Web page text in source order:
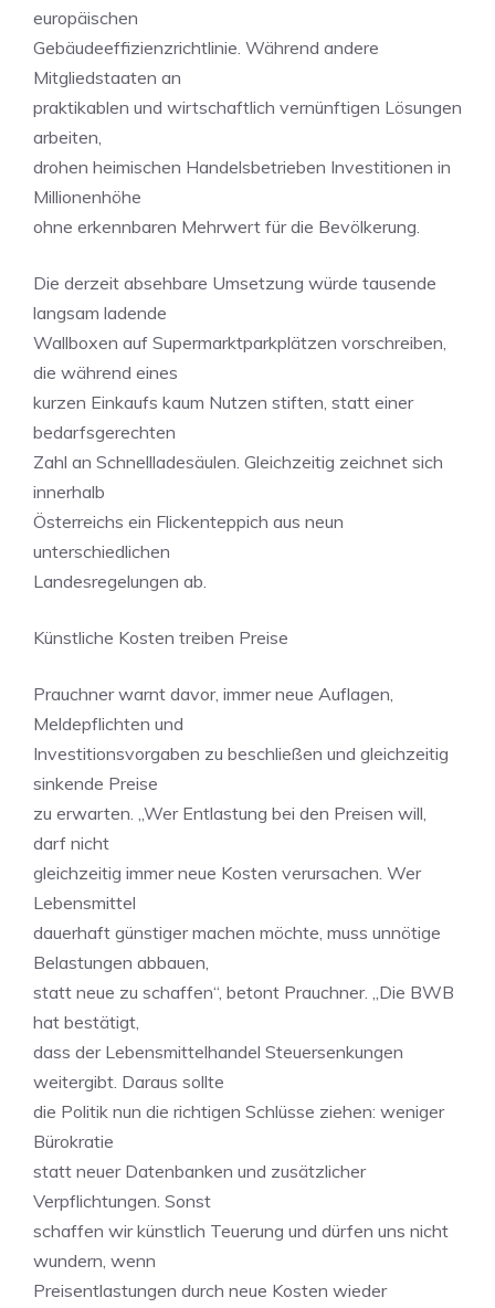
europäischen
Gebäudeeffizienzrichtlinie. Während andere
Mitgliedstaaten an
praktikablen und wirtschaftlich vernünftigen Lösungen
arbeiten,
drohen heimischen Handelsbetrieben Investitionen in
Millionenhöhe
ohne erkennbaren Mehrwert für die Bevölkerung.
Die derzeit absehbare Umsetzung würde tausende
langsam ladende
Wallboxen auf Supermarktparkplätzen vorschreiben,
die während eines
kurzen Einkaufs kaum Nutzen stiften, statt einer
bedarfsgerechten
Zahl an Schnellladesäulen. Gleichzeitig zeichnet sich
innerhalb
Österreichs ein Flickenteppich aus neun
unterschiedlichen
Landesregelungen ab.
Künstliche Kosten treiben Preise
Prauchner warnt davor, immer neue Auflagen,
Meldepflichten und
Investitionsvorgaben zu beschließen und gleichzeitig
sinkende Preise
zu erwarten. „Wer Entlastung bei den Preisen will,
darf nicht
gleichzeitig immer neue Kosten verursachen. Wer
Lebensmittel
dauerhaft günstiger machen möchte, muss unnötige
Belastungen abbauen,
statt neue zu schaffen“, betont Prauchner. „Die BWB
hat bestätigt,
dass der Lebensmittelhandel Steuersenkungen
weitergibt. Daraus sollte
die Politik nun die richtigen Schlüsse ziehen: weniger
Bürokratie
statt neuer Datenbanken und zusätzlicher
Verpflichtungen. Sonst
schaffen wir künstlich Teuerung und dürfen uns nicht
wundern, wenn
Preisentlastungen durch neue Kosten wieder